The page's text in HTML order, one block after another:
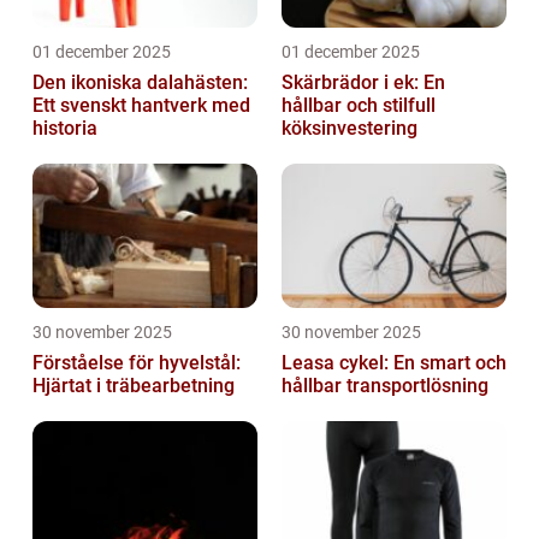
01 december 2025
Den ikoniska dalahästen:
Ett svenskt hantverk med
historia
01 december 2025
Skärbrädor i ek: En
hållbar och stilfull
köksinvestering
30 november 2025
Förståelse för hyvelstål:
Hjärtat i träbearbetning
30 november 2025
Leasa cykel: En smart och
hållbar transportlösning